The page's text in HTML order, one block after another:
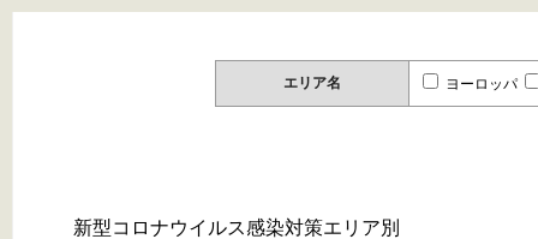
エリア名 ヨーロッパ
新型コロナウイルス感染対策エリア別